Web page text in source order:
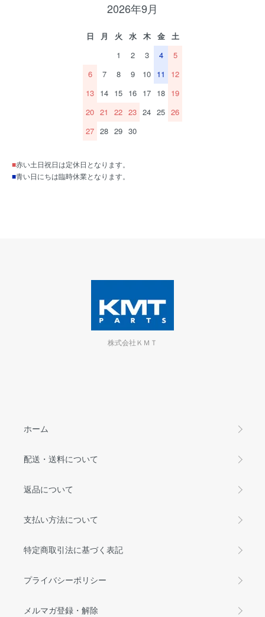
2026年9月
日 月 火 水 木 金
土
1
2 3 4
5
6
7 8 9 10 11
12
13 14 15 16 17 18 19
20 21 22 23 24 25 26
27 28 29 30
■赤い土日祝日は定休日となります。
■青い日にちは臨時休業となります。
株式会社ＫＭＴ
ホーム
配送・送料について
返品について
支払い方法について
特定商取引法に基づく表記
プライバシーポリシー
メルマガ登録・解除